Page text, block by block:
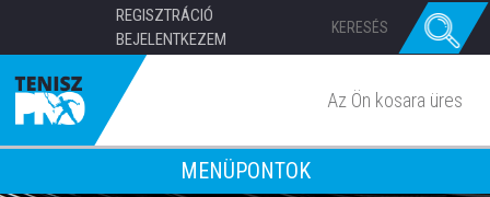
REGISZTRÁCIÓ
BEJELENTKEZEM
Az Ön kosara üres
MENÜPONTOK